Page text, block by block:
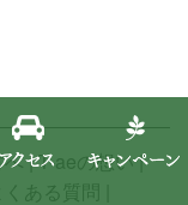
へ T-aeの想い
くある質問